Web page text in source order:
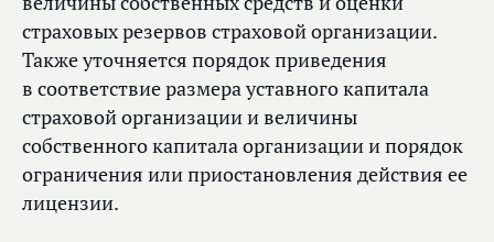
страховых резервов страховой организации.
Также уточняется порядок приведения
в соответствие размера уставного капитала
страховой организации и величины
собственного капитала организации и порядок
ограничения или приостановления действия ее
лицензии.